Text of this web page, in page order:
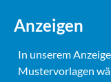
Anzeigen
In unserem
Mustervorlagen